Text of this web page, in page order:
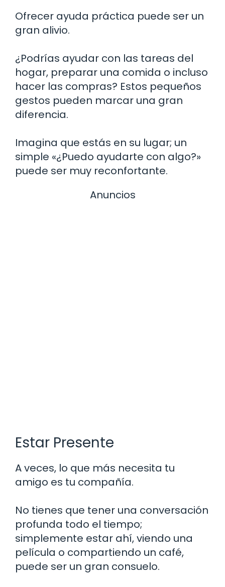
Ofrecer ayuda práctica puede ser un
gran alivio.
¿Podrías ayudar con las tareas del
hogar, preparar una comida o incluso
hacer las compras? Estos pequeños
gestos pueden marcar una gran
diferencia.
Imagina que estás en su lugar; un
simple «¿Puedo ayudarte con algo?»
puede ser muy reconfortante.
Anuncios
Estar Presente
A veces, lo que más necesita tu
amigo es tu compañía.
No tienes que tener una conversación
profunda todo el tiempo;
simplemente estar ahí, viendo una
película o compartiendo un café,
puede ser un gran consuelo.